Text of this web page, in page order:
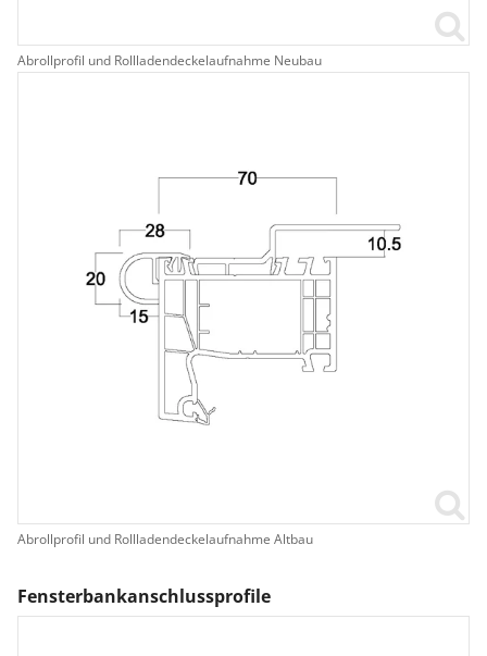
Abrollprofil und Rollladendeckelaufnahme Neubau
Abrollprofil und Rollladendeckelaufnahme Altbau
Fensterbankanschlussprofile